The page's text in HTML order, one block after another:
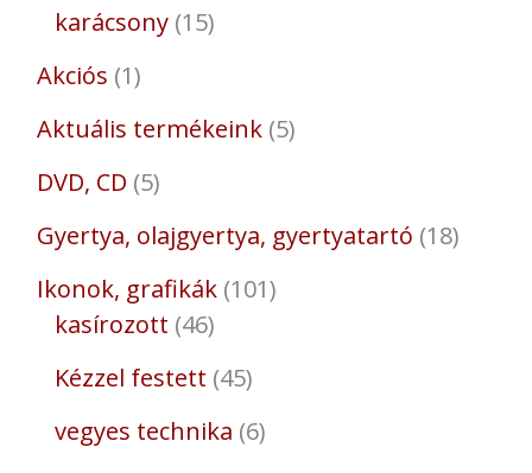
karácsony 15
Akciós 1
Aktuális termékeink 5
DVD, CD 5
Gyertya, olajgyertya, gyertyatartó 18
Ikonok, grafikák 101
kasírozott 46
Kézzel festett 45
vegyes technika 6